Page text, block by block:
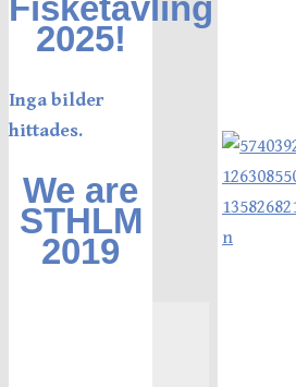
Fisketävling
2025!
Inga bilder
hittades.
We are
STHLM
2019